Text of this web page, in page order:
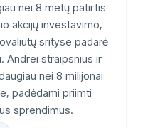
nei 8 metų patirtis
akcijų investavimo,
srityse padarė
Andrei straipsnius ir
nei 8 milijonai
padėdami priimti
sprendimus.